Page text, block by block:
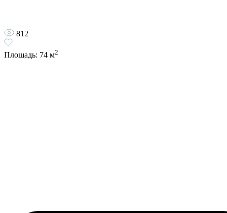
812
Площадь: 74 м2